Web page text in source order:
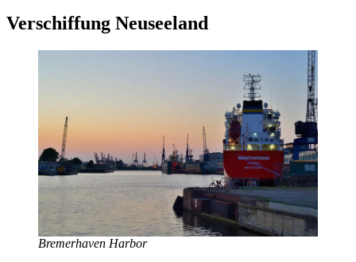
Verschiffung Neuseeland
Bremerhaven Harbor